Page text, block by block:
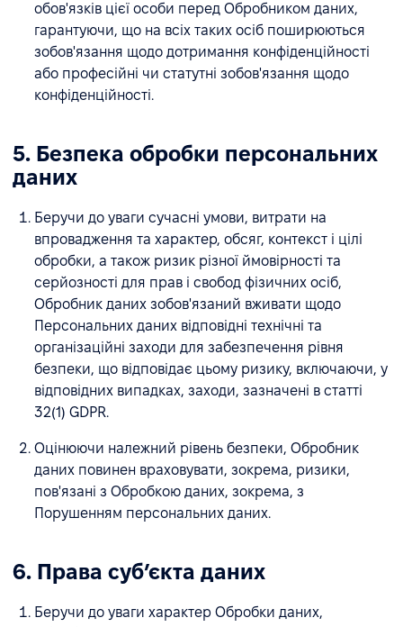
обов'язків цієї особи перед Обробником даних,
гарантуючи, що на всіх таких осіб поширюються
зобов'язання щодо дотримання конфіденційності
або професійні чи статутні зобов'язання щодо
конфіденційності.
5. Безпека обробки персональних
даних
Беручи до уваги сучасні умови, витрати на
впровадження та характер, обсяг, контекст і цілі
обробки, а також ризик різної ймовірності та
серйозності для прав і свобод фізичних осіб,
Обробник даних зобов'язаний вживати щодо
Персональних даних відповідні технічні та
організаційні заходи для забезпечення рівня
безпеки, що відповідає цьому ризику, включаючи, у
відповідних випадках, заходи, зазначені в статті
32(1) GDPR.
Оцінюючи належний рівень безпеки, Обробник
даних повинен враховувати, зокрема, ризики,
пов'язані з Обробкою даних, зокрема, з
Порушенням персональних даних.
6. Права субʼєкта даних
Беручи до уваги характер Обробки даних,